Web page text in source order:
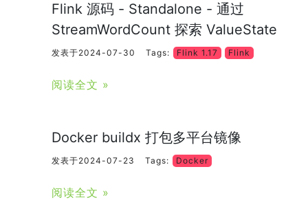
Flink 源码 - Standalone - 通过
StreamWordCount 探索 ValueState
发表于2024-07-30 Tags: Flink 1.17 Flink
阅读全文 »
Docker buildx 打包多平台镜像
发表于2024-07-23 Tags: Docker
阅读全文 »